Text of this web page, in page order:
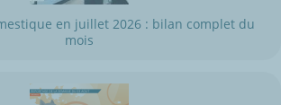
en juillet 2026 : bilan complet du
mois